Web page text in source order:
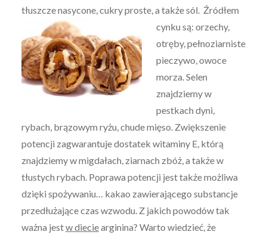
tłuszcze nasycone, cukry proste, a także sól. Źródłem
cynku są: orzechy,
otręby, pełnoziarniste
pieczywo, owoce
morza. Selen
znajdziemy w
pestkach dyni,
rybach, brązowym ryżu, chude mięso. Zwiększenie
potencji zagwarantuje dostatek witaminy E, którą
znajdziemy w migdałach, ziarnach zbóż, a także w
tłustych rybach. Poprawa potencji jest także możliwa
dzięki spożywaniu… kakao zawierającego substancje
przedłużające czas wzwodu. Z jakich powodów tak
ważna jestw dieciearginina? Warto wiedzieć, że